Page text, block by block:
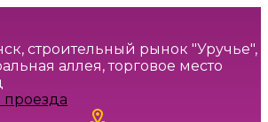
строительный рынок "Уручье",
аллея, торговое место
проезда